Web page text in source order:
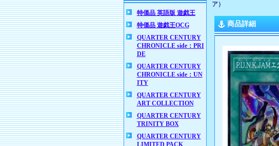
特価品 英語版 遊戯王
特価品 遊戯王OCG
QUARTER CENTURY
CHRONICLE side：PRI
DE
QUARTER CENTURY
CHRONICLE side：UN
ITY
QUARTER CENTURY
ART COLLECTION
QUARTER CENTURY
TRINITY BOX
QUARTER CENTURY
LIMITED PACK
ア）
商品詳細